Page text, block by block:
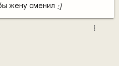
жену сменил :]
more_vert